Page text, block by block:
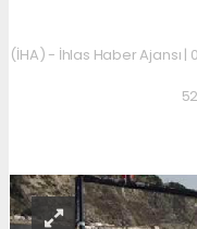
(İHA) - İhlas Haber Ajansı |